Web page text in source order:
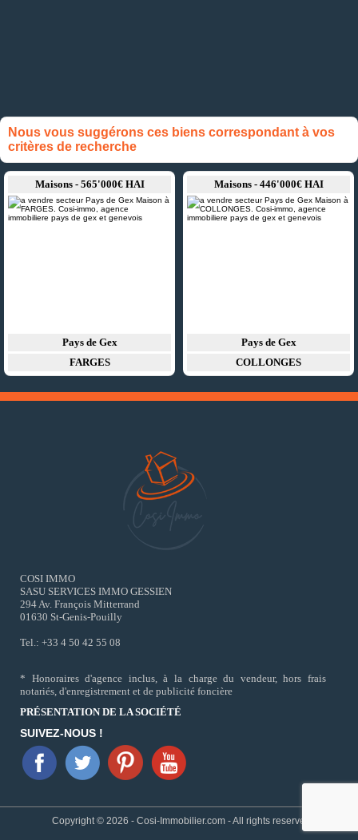
Nous vous suggérons ces biens correspondant à vos
critères de recherche
Maisons - 565'000€ HAI
Pays de Gex
FARGES
Maisons - 446'000€ HAI
Pays de Gex
COLLONGES
COSI IMMO
SASU SERVICES IMMO GESSIEN
294 Av. François Mitterrand
01630 St-Genis-Pouilly
Tel.: +33 4 50 42 55 08
* Honoraires d'agence inclus, à la charge du vendeur, hors frais
notariés, d'enregistrement et de publicité foncière
PRÉSENTATION DE LA SOCIÉTÉ
SUIVEZ-NOUS !
Copyright © 2026 - Cosi-Immobilier.com - All rights reserved